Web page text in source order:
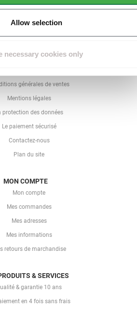
Allow selection
necessary cookies only
SOMMES NOUS
générales de ventes
Mentions légales
protection des données
Le paiement sécurisé
Contactez-nous
Plan du site
MON COMPTE
Mon compte
Mes commandes
Mes adresses
Mes informations
retours de marchandise
& SERVICES
& garantie 10 ans
en 4 fois sans frais